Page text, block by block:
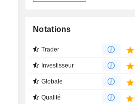
Notations
Trader
Investisseur
Globale
Qualité